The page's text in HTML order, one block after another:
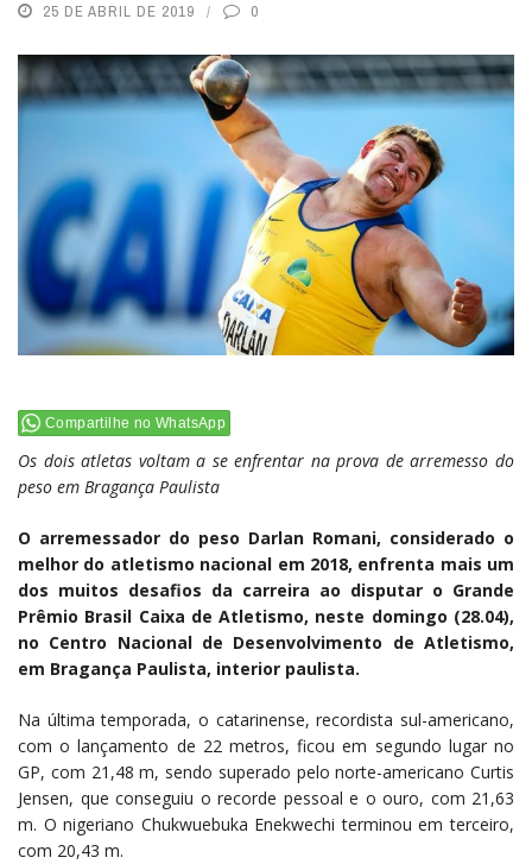
25 DE ABRIL DE 2019 0
Compartilhe no WhatsApp
Os dois atletas voltam a se enfrentar na prova de arremesso do
peso em Bragança Paulista
O arremessador do peso Darlan Romani, considerado o
melhor do atletismo nacional em 2018, enfrenta mais um
dos muitos desafios da carreira ao disputar o Grande
Prêmio Brasil Caixa de Atletismo, neste domingo (28.04),
no Centro Nacional de Desenvolvimento de Atletismo,
em Bragança Paulista, interior paulista.
Na última temporada, o catarinense, recordista sul-americano,
com o lançamento de 22 metros, ficou em segundo lugar no
GP, com 21,48 m, sendo superado pelo norte-americano Curtis
Jensen, que conseguiu o recorde pessoal e o ouro, com 21,63
m. O nigeriano Chukwuebuka Enekwechi terminou em terceiro,
com 20,43 m.